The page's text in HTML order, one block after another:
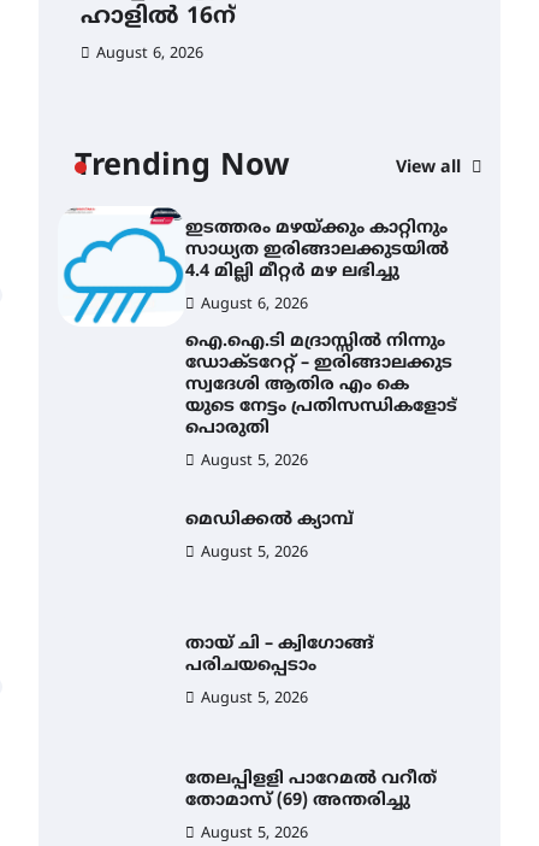
ഹാളിൽ 16ന്
August 6, 2026
Trending Now View all
August 5, 2026
August 6, 2026
ഇടത്തരം മഴയ്ക്കും കാറ്റിനും
സാധ്യത ഇരിങ്ങാലക്കുടയിൽ
4.4 മില്ലി മീറ്റർ മഴ ലഭിച്ചു
August 6, 2026
ഐ.ഐ.ടി മദ്രാസ്സിൽ നിന്നും
ഡോക്ടറേറ്റ് – ഇരിങ്ങാലക്കുട
സ്വദേശി ആതിര എം കെ
യുടെ നേട്ടം പ്രതിസന്ധികളോട്
പൊരുതി
August 5, 2026
മെഡിക്കൽ ക്യാമ്പ്
August 5, 2026
തായ് ചി – ക്വിഗോങ്ങ്
പരിചയപ്പെടാം
August 5, 2026
തേലപ്പിളളി പാറേമൽ വറീത്
തോമാസ് (69) അന്തരിച്ചു
August 5, 2026